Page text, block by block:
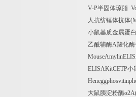
V-P半固体琼脂
人抗纺锤体抗体
小鼠基质金属蛋
乙酰辅酶A羧化
ELISAKitCETP小
大鼠胰淀粉酶α